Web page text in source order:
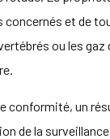
et de
ou les
conformité, un
de la